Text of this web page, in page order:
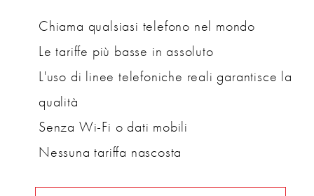
Chiama qualsiasi telefono nel mondo
Le tariffe più basse in assoluto
L'uso di linee telefoniche reali garantisce la
qualità
Senza Wi-Fi o dati mobili
Nessuna tariffa nascosta